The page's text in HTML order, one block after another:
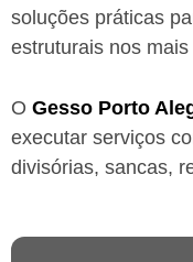
soluções práticas
estruturais nos
O Gesso Porto
executar serviços
divisórias, sancas,